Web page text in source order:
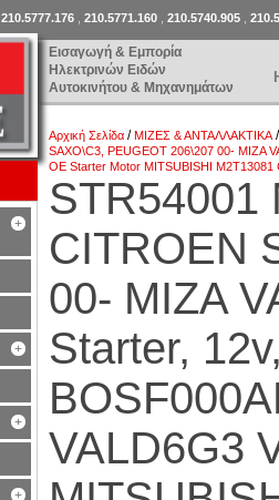
Εισαγωγή & Εμπορία
Ηλεκτρινών Ειδών
Αυτοκινήτου & Μηχανημάτων
210.5777.176 210.5771.160 210.5740.905
Αρχική Σελίδα /ΜΙΖΕΣ & ΑΝΤΑΛΛΑΚΤΙΚΑ
SAXO\C3, PEUGEOT 206\207 00- ΜΙΖΑ
OE Starter Motor MITSUBISHI
STR54001
CITROEN
00- ΜΙΖΑ
Starter,
VALD6G3